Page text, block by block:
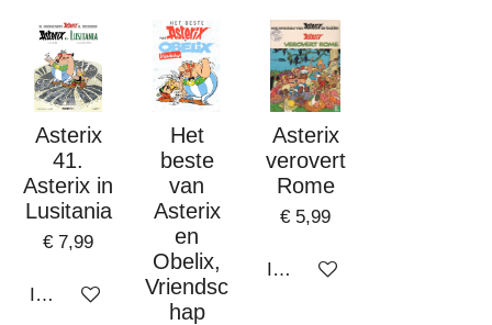
Asterix
41.
Asterix in
Lusitania
€ 7,99
In winkelwagen
Het
beste
van
Asterix
en
Obelix,
Vriendsc
hap
Asterix
verovert
Rome
€ 5,99
In winkelwagen